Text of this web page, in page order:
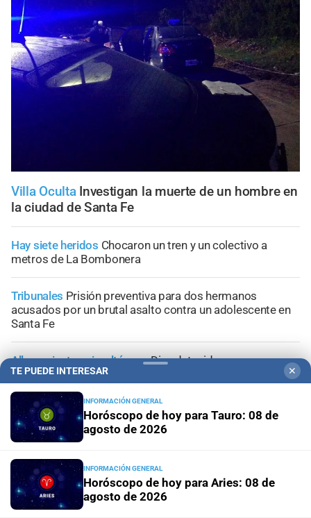
Villa Oculta Investigan la muerte de un hombre en
la ciudad de Santa Fe
Hay siete heridos Chocaron un tren y un colectivo a
metros de La Bombonera
Tribunales Prisión preventiva para dos hermanos
acusados por un brutal asalto contra un adolescente en
Santa Fe
Allanamientos simultáneosDiez detenidos por un
megaoperativo contra el microtráfico en San Justo
Conflicto judicialBuscan identificar a los autores de las
amenazas contra un médico, un abogado y un periodista
+Información General
TE PUEDE INTERESAR ✕
INFORMACIÓN GENERAL
Horóscopo de hoy para Tauro: 08 de
agosto de 2026
INFORMACIÓN GENERAL
Horóscopo de hoy para Aries: 08 de
agosto de 2026